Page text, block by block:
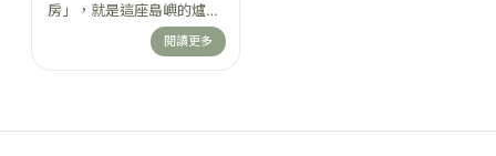
房」，就是這座島嶼的爐
火，所有的溫柔，都從這裡
慢慢煨出來。而威哥，就是
閱讀更多